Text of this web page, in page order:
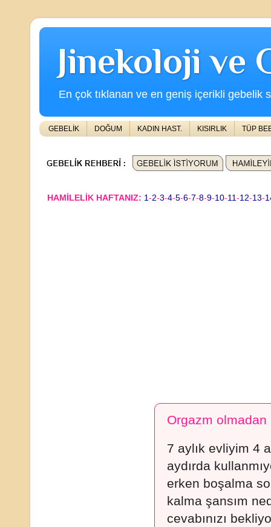
Jinekoloji ve
En çok tıklanan ve en geniş içerikli gebelik
GEBELİK DOĞUM KADIN HAST. KISIRLIK TÜP
HAMİLELİK HAFTANIZ: 1-2-3-4-5-6-7-8-9-10-11-12-13-
Orgazm
7 aylık evliyim 4
aydırda
erken boşalma
kalma şansım
cevabınızı